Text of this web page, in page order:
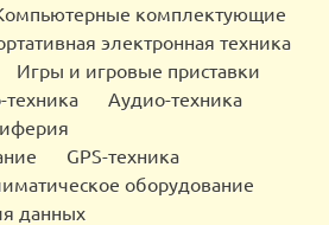
комплектующие
электронная техника
Игры и игровые приставки
техника
Аудио-техника
GPS-техника
оборудование
данных